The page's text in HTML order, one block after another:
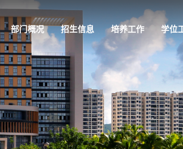
部门概况 招生信息 培养工作 学位